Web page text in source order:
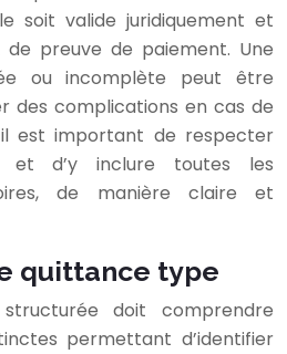
soit valide juridiquement et
preuve de paiement. Une
ou incomplète peut être
des complications en cas de
il est important de respecter
et d’y inclure toutes les
de manière claire et
quittance type
doit comprendre
permettant d’identifier